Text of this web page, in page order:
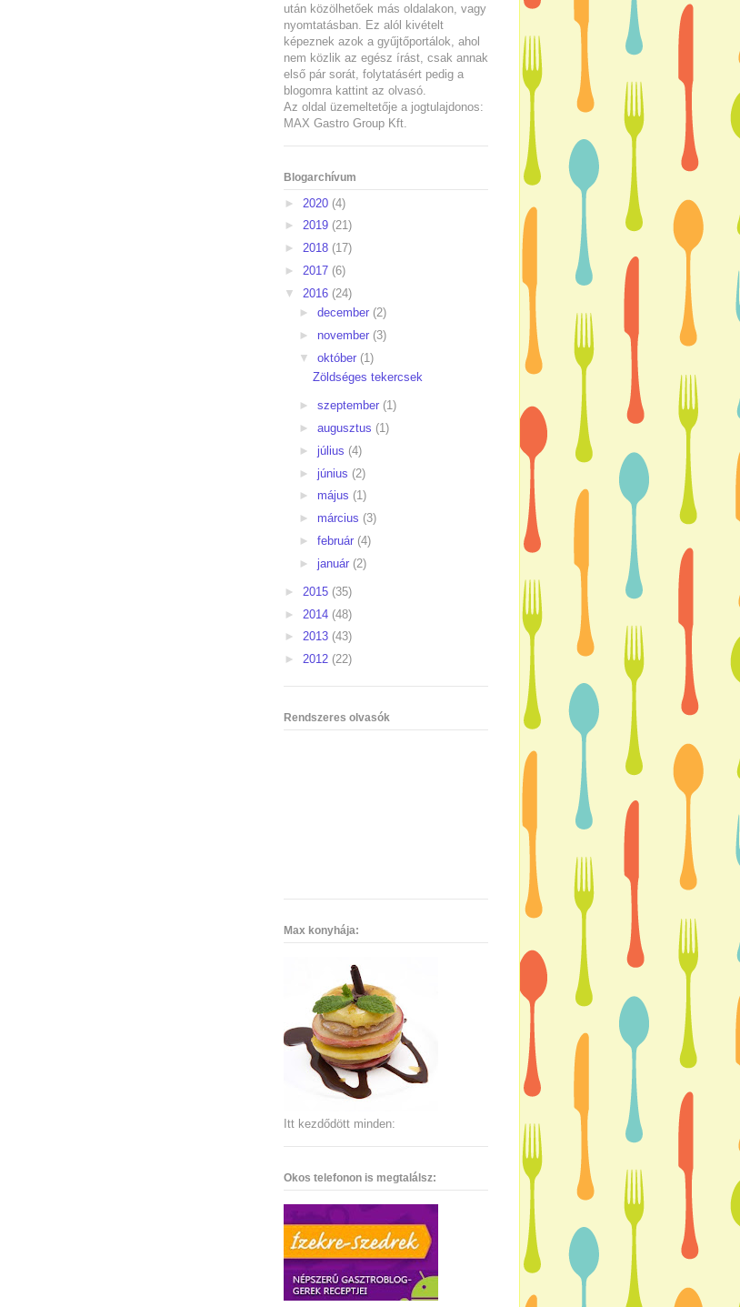
után közölhetőek más oldalakon, vagy
nyomtatásban. Ez alól kivételt
képeznek azok a gyűjtőportálok, ahol
nem közlik az egész írást, csak annak
első pár sorát, folytatásért pedig a
blogomra kattint az olvasó.
Az oldal üzemeltetője a jogtulajdonos:
MAX Gastro Group Kft.
Blogarchívum
► 2020 (4)
► 2019 (21)
► 2018 (17)
► 2017 (6)
▼ 2016 (24)
► december (2)
► november (3)
▼ október (1)
Zöldséges tekercsek
► szeptember (1)
► augusztus (1)
► július (4)
► június (2)
► május (1)
► március (3)
► február (4)
► január (2)
► 2015 (35)
► 2014 (48)
► 2013 (43)
► 2012 (22)
Rendszeres olvasók
Max konyhája:
Itt kezdődött minden:
Okos telefonon is megtalálsz: